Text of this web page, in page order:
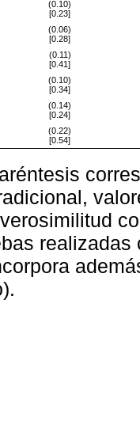
(0.10)
[0.23]
(0.06)
[0.28]
(0.11)
[0.41]
(0.10)
[0.34]
(0.14)
[0.24]
(0.22)
[0.54]